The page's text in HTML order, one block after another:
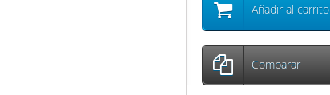
Añadir al carrito
Comparar